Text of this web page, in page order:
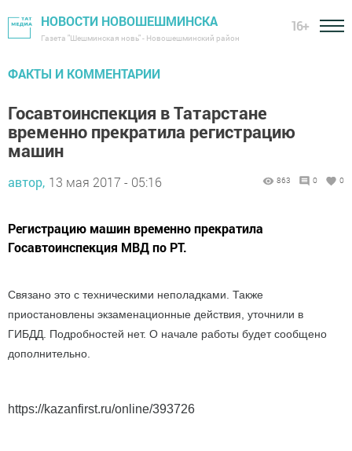
НОВОСТИ НОВОШЕШМИНСКА
Газета "Шешминская новь" - Новошешминский район
16+
ФАКТЫ И КОММЕНТАРИИ
Госавтоинспекция в Татарстане
временно прекратила регистрацию
машин
автор, 13 мая 2017 - 05:16 863 0 0
Регистрацию машин временно прекратила
Госавтоинспекция МВД по РТ.
Связано это с техническими неполадками. Также
приостановлены экзаменационные действия, уточнили в
ГИБДД. Подробностей нет. О начале работы будет сообщено
дополнительно.
https://kazanfirst.ru/online/393726